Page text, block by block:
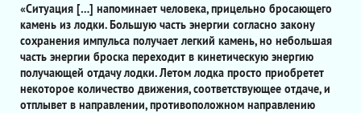
«Ситуация […] напоминает человека, прицельно бросающего
камень из лодки. Большую часть энергии согласно закону
сохранения импульса получает легкий камень, но небольшая
часть энергии броска переходит в кинетическую энергию
получающей отдачу лодки. Летом лодка просто приобретет
некоторое количество движения, соответствующее отдаче, и
отплывет в направлении, противоположном направлению